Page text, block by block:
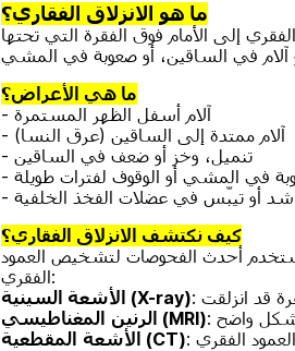
ما هو الانزلاق الفقاري؟
ما هي الأعراض؟
- آلام أسفل الظهر المستمرة
- آلام ممتدة إلى الساقين (عرق النسا)
- تنميل، وخز أو ضعف في الساقين
في المشي أو الوقوف لفترات طويلة
- شد أو تيبّس في عضلات الفخذ الخلفية
كيف نكتشف الانزلاق الفقاري؟
أحدث الفحوصات لتشخيص العمود
الفقري:
الأشعة السينية (X-ray) قد انزلقت
الرنين المغناطيسي (MRI) بشكل واضح
الأشعة المقطعية (CT) الفقري